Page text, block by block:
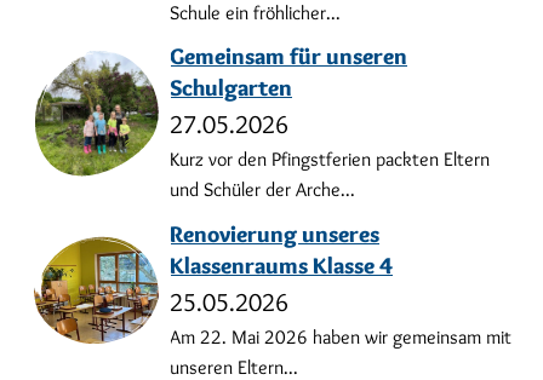
Schule ein fröhlicher...
Gemeinsam für unseren
Schulgarten
27.05.2026
Kurz vor den Pfingstferien packten Eltern
und Schüler der Arche...
Renovierung unseres
Klassenraums Klasse 4
25.05.2026
Am 22. Mai 2026 haben wir gemeinsam mit
unseren Eltern...